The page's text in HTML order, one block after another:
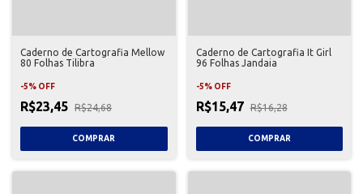
Caderno de Cartografia Mellow
80 Folhas Tilibra
-5% OFF
R$23,45 R$24,68
Caderno de Cartografia It Girl
96 Folhas Jandaia
-5% OFF
R$15,47 R$16,28